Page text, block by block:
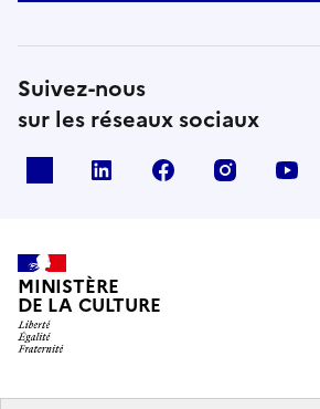
Suivez-nous
sur les réseaux sociaux
linkedin facebook instagram
MINISTÈRE
DE LA CULTURE